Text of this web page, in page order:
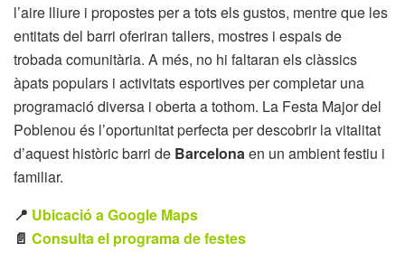
l’aire lliure i propostes per a tots els gustos, mentre que les
entitats del barri oferiran tallers, mostres i espais de
trobada comunitària. A més, no hi faltaran els clàssics
àpats populars i activitats esportives per completar una
programació diversa i oberta a tothom. La Festa Major del
Poblenou és l’oportunitat perfecta per descobrir la vitalitat
d’aquest històric barri de Barcelonaen un ambient festiu i
familiar.
📍 Ubicació a Google Maps
📄 Consulta el programa de festes